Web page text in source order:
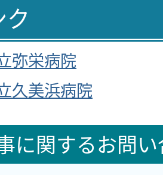
弥栄病院
久美浜病院
に関するお問